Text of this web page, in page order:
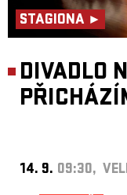
STAGIONA ►
DIVADLO
14. 9. 09:30,